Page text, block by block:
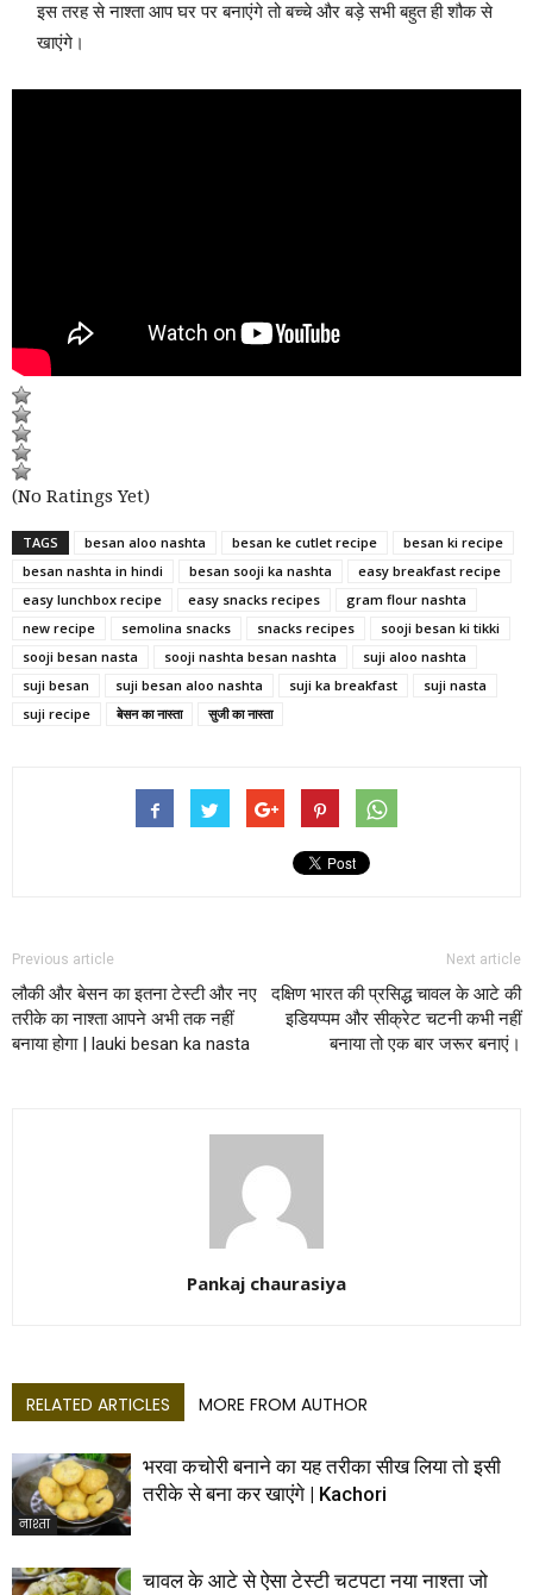
इस तरह से नाश्ता आप घर पर बनाएंगे तो बच्चे और बड़े सभी बहुत ही शौक से
खाएंगे।
(No Ratings Yet)
TAGS besan aloo nashta besan ke cutlet recipe
besan ki recipe
besan nashta in hindi
besan sooji ka nashta
easy breakfast recipe
easy lunchbox recipe
easy snacks recipes
gram flour nashta
new recipe
semolina snacks snacks recipes
sooji besan ki tikki
sooji besan nasta
sooji nashta besan nashta
suji aloo nashta
suji besan
suji besan aloo nashta suji ka breakfast
suji nasta
suji recipe
बेसन का नास्ता सुजी का नास्ता
Previous article
लौकी और बेसन का इतना टेस्टी और नए
तरीके का नाश्ता आपने अभी तक नहीं
बनाया होगा | lauki besan ka nasta
Next article
दक्षिण भारत की प्रसिद्ध चावल के आटे की
इडियप्पम और सीक्रेट चटनी कभी नहीं
बनाया तो एक बार जरूर बनाएं।
Pankaj chaurasiya
RELATED ARTICLES MORE FROM AUTHOR
नाश्ता
भरवा कचोरी बनाने का यह तरीका सीख लिया तो इसी
तरीके से बना कर खाएंगे | Kachori
चावल के आटे से ऐसा टेस्टी चटपटा नया नाश्ता जो